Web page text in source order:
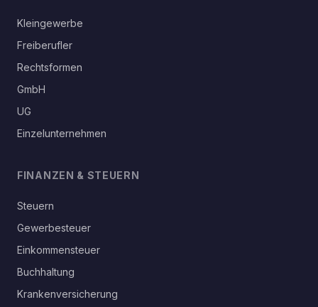
Kleingewerbe
Freiberufler
Rechtsformen
GmbH
UG
Einzelunternehmen
FINANZEN & STEUERN
Steuern
Gewerbesteuer
Einkommensteuer
Buchhaltung
Krankenversicherung